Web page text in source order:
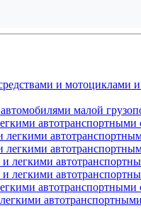
и мотоциклами
малой
автотранспортными
легкими
легкими